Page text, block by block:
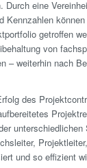
Durch eine
Kennzahlen
getroffen
von
– weiterhin nach
des
unterschiedlichen
und so effizient